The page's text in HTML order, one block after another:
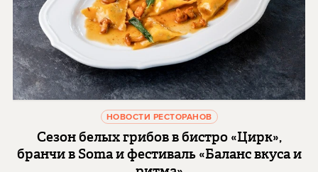
НОВОСТИ РЕСТОРАНОВ
Сезон белых грибов в бистро «Цирк»,
бранчи в Soma и фестиваль «Баланс вкуса и